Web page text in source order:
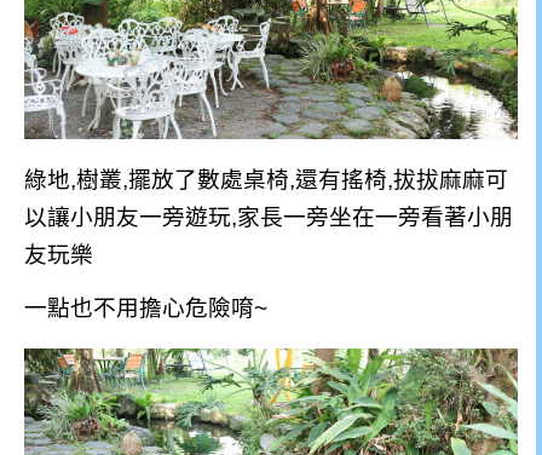
綠地,樹叢,擺放了數處桌椅,還有搖椅,拔拔麻麻可
以讓小朋友一旁遊玩,家長一旁坐在一旁看著小朋
友玩樂
一點也不用擔心危險唷~